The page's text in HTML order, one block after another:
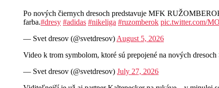
Po nových čiernych dresoch predstavuje MFK
farba.#dresy #adidas #nikeliga #ruzomberok pic.twitter.com/
— Svet dresov (@svetdresov) August 5, 2026
Video k trom symbolom, ktoré sú prepojené na nových
— Svet dresov (@svetdresov) July 27, 2026